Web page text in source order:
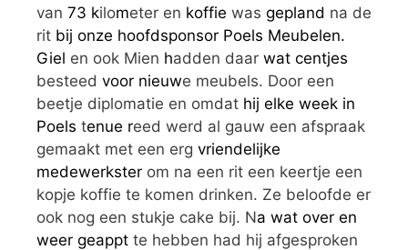
van 73 kilometer en koffie was gepland na de
rit bij onze hoofdsponsor Poels Meubelen.
Giel en ook Mien hadden daar wat centjes
besteed voor nieuwe meubels. Door een
beetje diplomatie en omdat hij elke week in
Poels tenue reed werd al gauw een afspraak
gemaakt met een erg vriendelijke
medewerkster om na een rit een keertje een
kopje koffie te komen drinken. Ze beloofde er
ook nog een stukje cake bij. Na wat over en
weer geappt te hebben had hij afgesproken